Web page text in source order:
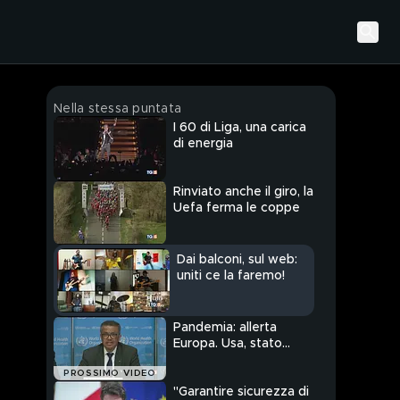
Nella stessa puntata
I 60 di Liga, una carica
di energia
Rinviato anche il giro, la
Uefa ferma le coppe
Dai balconi, sul web:
uniti ce la faremo!
PROSSIMO VIDEO
Pandemia: allerta
Europa. Usa, stato
"Garantire sicurezza di